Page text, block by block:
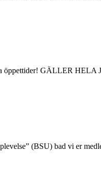
öppettider! GÄLLER HELA
(BSU) bad vi er